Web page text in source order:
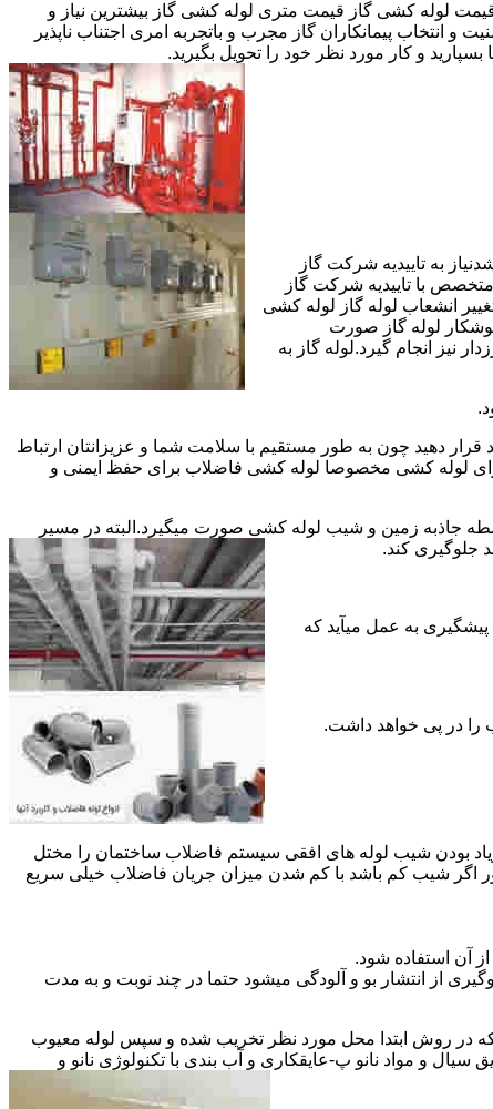
لوله کشی گاز قیمت متری لوله کشی گاز بیشترین نیاز و
انتخاب پیمانکاران گاز مجرب و باتجربه امری اجتناب ناپذیر
و کار مورد نظر خود را تحویل بگیرید.
به تاییدیه شرکت گاز
با تاییدیه شرکت گاز
انشعاب لوله گاز لوله کشی
لوله گاز صورت
نیز انجام گیرد.لوله گاز به
دهید چون به طور مستقیم با سلامت شما و عزیزانتان ارتباط
برای لوله کشی مخصوصا لوله کشی فاضلاب برای حفظ ایمنی و
زمین و شیب لوله کشی صورت میگیرد.البته در مسیر
جلوگیری کند.
پیشگیری به عمل میآید که
بودن شیب لوله های افقی سیستم فاضلاب ساختمان را مختل
اگر شیب کم باشد با کم شدن میزان جریان فاضلاب خیلی سریع
آن استفاده شود.
از انتشار بو و آلودگی میشود حتما در چند نوبت و به مدت
در روش ابتدا محل مورد نظر تخریب شده و سپس لوله معیوب
و مواد نانو پ-عایقکاری و آب بندی با تکنولوژی نانو و